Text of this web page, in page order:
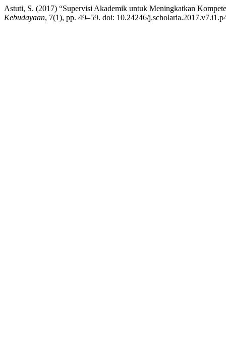
Astuti, S. (2017) “Supervisi Akademik untuk Meningkatkan
Kebudayaan, 7(1), pp. 49–59. doi: 10.24246/